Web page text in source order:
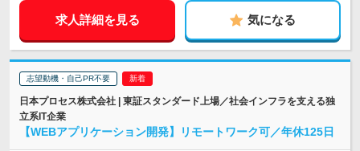
求人詳細を見る 気になる
志望動機・自己PR不要
日本プロセス株式会社 | 東証スタンダード上場／社会インフラを支える独
立系IT企業
【WEBアプリケーション開発】リモートワーク可／年休125日